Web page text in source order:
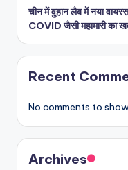
चीन में वुहान लैब में नया
COVID जैसी महामारी का
Recent
No comments to
Archives